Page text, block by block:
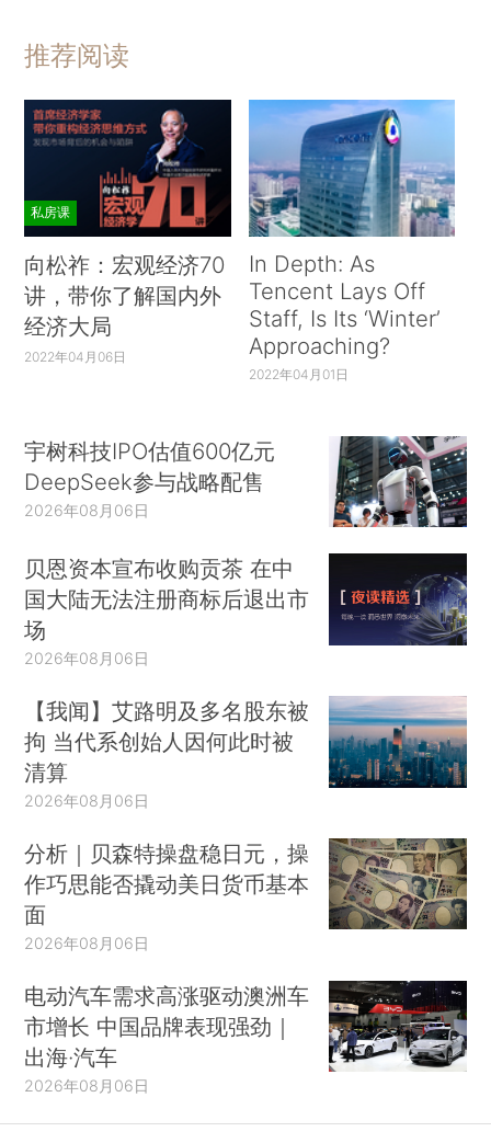
推荐阅读
私房课
向松祚：宏观经济70
讲，带你了解国内外
经济大局
2022年04月06日
In Depth: As
Tencent Lays Off
Staff, Is Its ‘Winter’
Approaching?
2022年04月01日
宇树科技IPO估值600亿元
DeepSeek参与战略配售
2026年08月06日
贝恩资本宣布收购贡茶 在中
国大陆无法注册商标后退出市
场
2026年08月06日
【我闻】艾路明及多名股东被
拘 当代系创始人因何此时被
清算
2026年08月06日
分析｜贝森特操盘稳日元，操
作巧思能否撬动美日货币基本
面
2026年08月06日
电动汽车需求高涨驱动澳洲车
市增长 中国品牌表现强劲｜
出海·汽车
2026年08月06日